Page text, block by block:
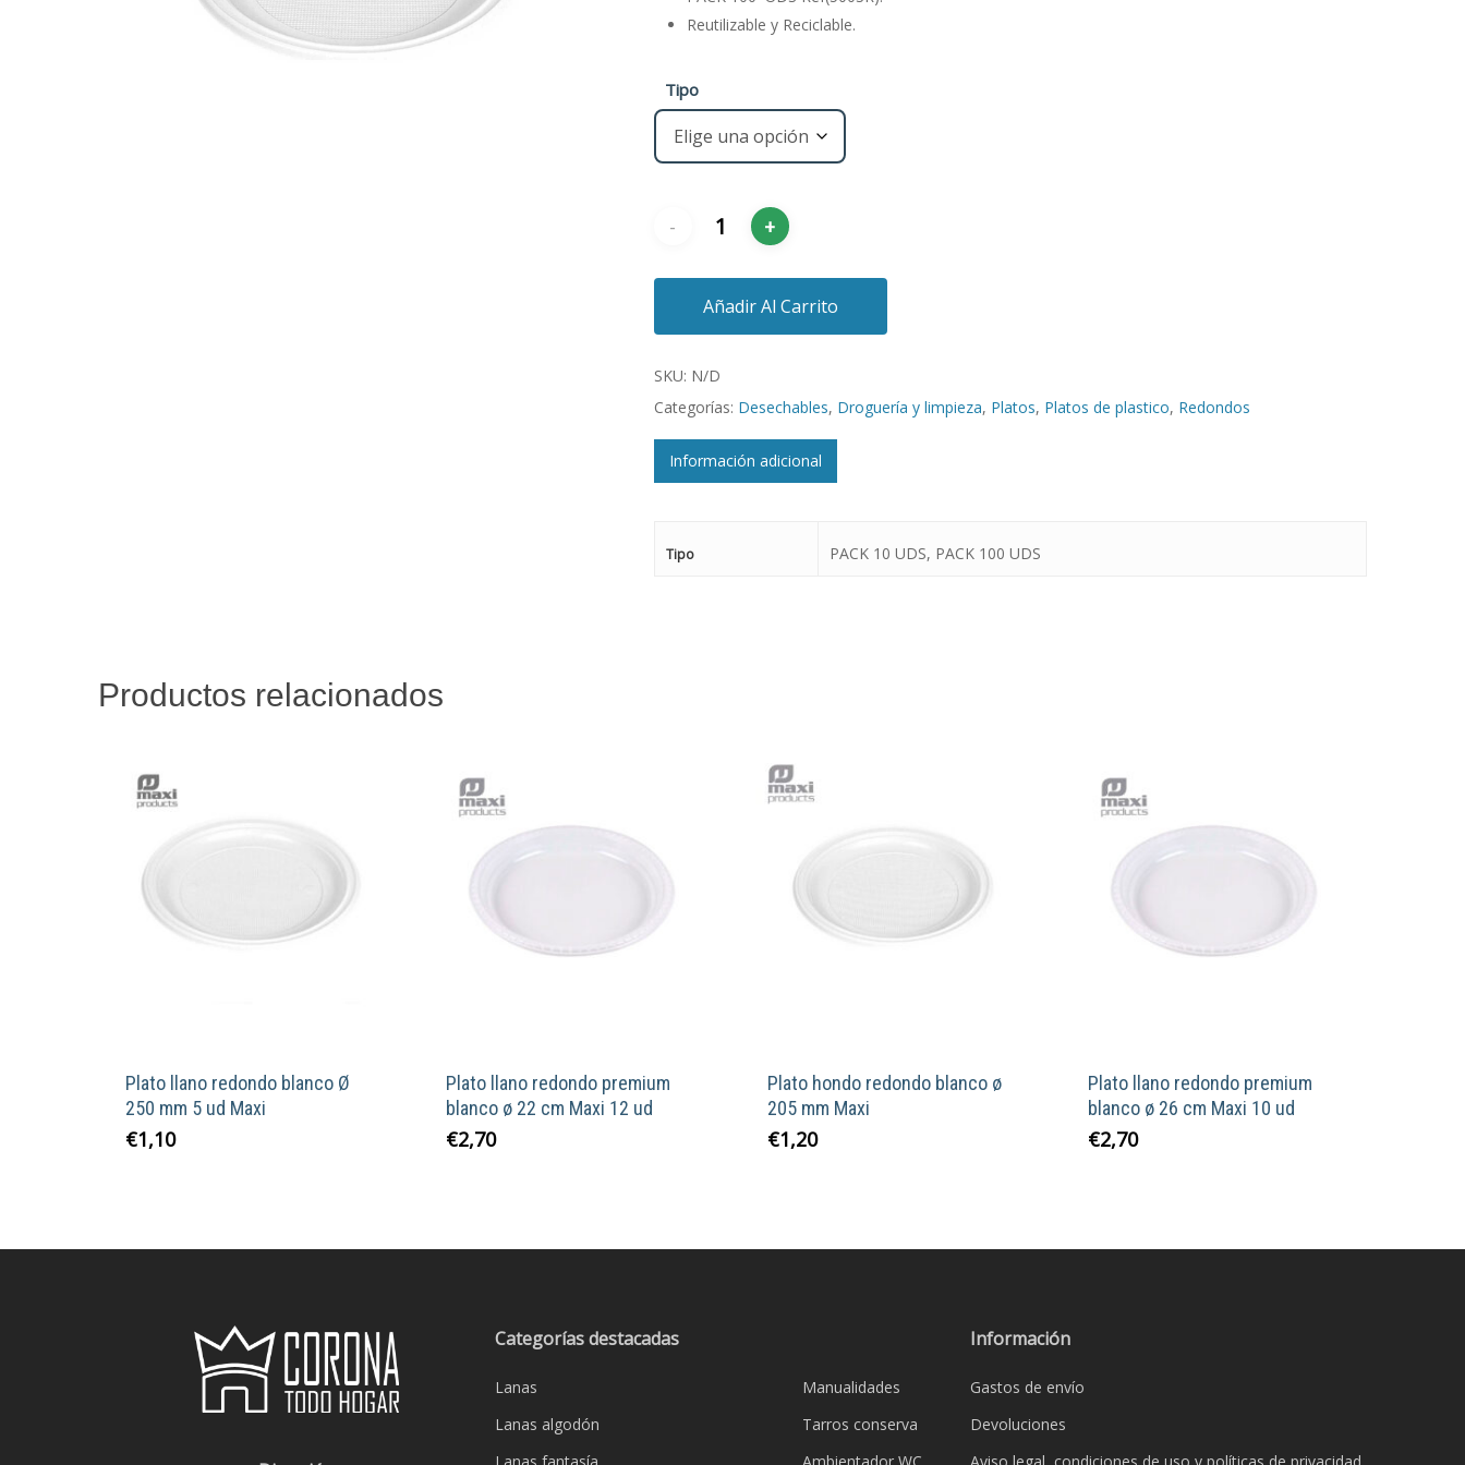
Reutilizable y Reciclable.
Tipo
Añadir Al Carrito
SKU: N/D
Categorías: Desechables, Droguería y limpieza, Platos, Platos de plastico, Redondos
Información adicional
Tipo PACK 10 UDS, PACK 100 UDS
Productos relacionados
Plato llano redondo blanco Ø
250 mm 5 ud Maxi
€1,10
Plato llano redondo premium
blanco ø 22 cm Maxi 12 ud
€2,70
Plato hondo redondo blanco ø
205 mm Maxi
€1,20
Plato llano redondo premium
blanco ø 26 cm Maxi 10 ud
€2,70
Categorías destacadas
Lanas
Lanas algodón
Manualidades
Tarros conserva
Información
Gastos de envío
Devoluciones